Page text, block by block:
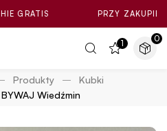
PRZY ZAKUPIE ZA MIN.
1 0
Produkty
Kubki
Wiedźmin